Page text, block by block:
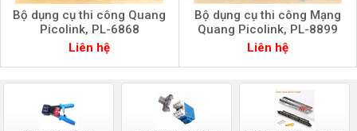
Bộ dụng cụ thi công Quang
Picolink, PL-6868
Liên hệ
Bộ dụng cụ thi công Mạng
Quang Picolink, PL-8899
Liên hệ